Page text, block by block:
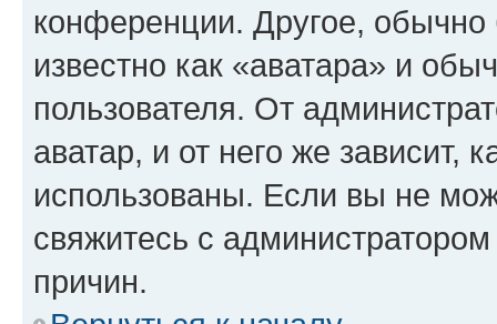
конференции. Другое,
известно как «аватара» и
пользователя. От
аватар, и от него же зависит,
использованы. Если вы не
свяжитесь с
причин.